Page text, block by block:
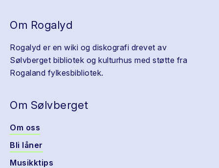
Om Rogalyd
Rogalyd er en wiki og diskografi drevet av
Sølvberget bibliotek og kulturhus med støtte fra
Rogaland fylkesbibliotek.
Om Sølvberget
Om oss
Bli låner
Musikktips